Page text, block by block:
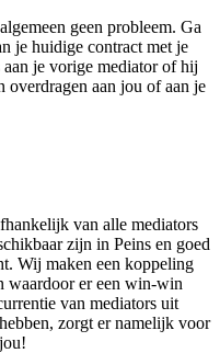
geen probleem. Ga
je huidige contract met je
aan je vorige mediator of hij
overdragen aan jou of aan je
van alle mediators
zijn in Peins en goed
Wij maken een koppeling
waardoor er een win-win
van mediators uit
zorgt er namelijk voor